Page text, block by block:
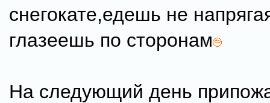
снегокате,едешь не
глазеешь по сторонам
На следующий день